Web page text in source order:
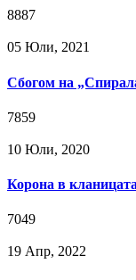
8887
05 Юли, 2021
Сбогом на
7859
10 Юли, 2020
Корона в
7049
19 Апр, 2022